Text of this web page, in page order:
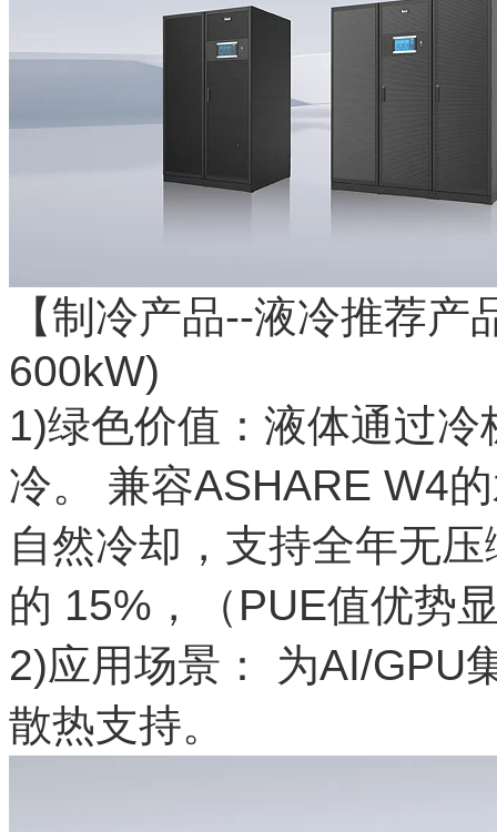
【制冷产品--液冷推荐
600kW)
1)绿色价值：液体通过
冷。 兼容ASHARE W4
⾃然冷却，支持全年无
的 15%，（PUE值优势
2)应用场景： 为AI/GPU
散热支持。